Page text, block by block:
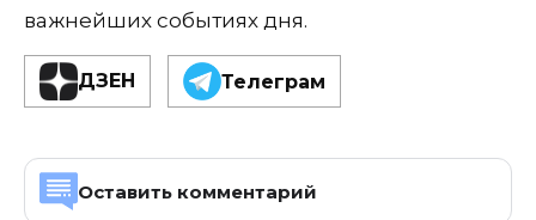
важнейших событиях дня.
ДЗЕН Телеграм
Оставить комментарий